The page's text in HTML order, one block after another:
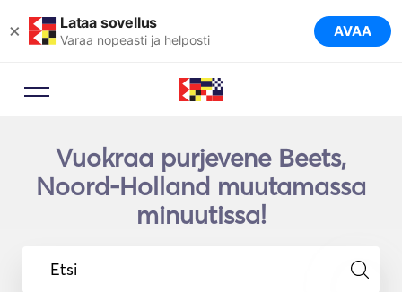
× Lataa sovellus
Varaa nopeasti ja helposti AVAA
Vuokraa purjevene Beets,
Noord-Holland muutamassa
minuutissa!
Etsi